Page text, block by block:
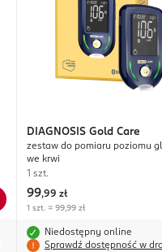
DIAGNOSIS Gold Care
zestaw do pomiaru poziomu
we krwi
1 szt.
99,99 zł
1 szt. = 99,99 zł
Niedostępny online
Sprawdź dostępność w